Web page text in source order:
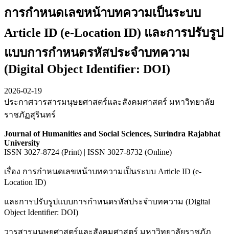
การกำหนดเลขหน้าบทความเป็นระบบ
Article ID (e-Location ID) และการปรับรูป
แบบการกำหนดรหัสประจำบทความ
(Digital Object Identifier: DOI)
2026-02-19
ประกาศวารสารมนุษยศาสตร์และสังคมศาสตร์ มหาวิทยาลัย
ราชภัฏสุรินทร์
Journal of Humanities and Social Sciences, Surindra Rajabhat
University
ISSN 3027-8724 (Print) | ISSN 3027-8732 (Online)
เรื่อง การกำหนดเลขหน้าบทความเป็นระบบ Article ID (e-
Location ID)
และการปรับรูปแบบการกำหนดรหัสประจำบทความ (Digital
Object Identifier: DOI)
วารสารมนุษยศาสตร์และสังคมศาสตร์ มหาวิทยาลัยราชภัฏ